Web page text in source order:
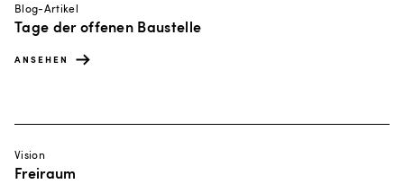
Blog-Artikel
Tage der offenen Baustelle
ANSEHEN
Vision
Freiraum